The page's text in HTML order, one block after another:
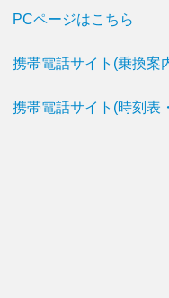
PCページはこちら
携帯電話サイト(乗換案
携帯電話サイト(時刻表